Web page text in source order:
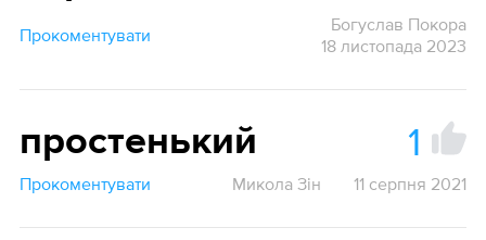
Прокоментувати
Богуслав Покора
18 листопада 2023
простенький 1
Прокоментувати Микола Зін 11 серпня 2021